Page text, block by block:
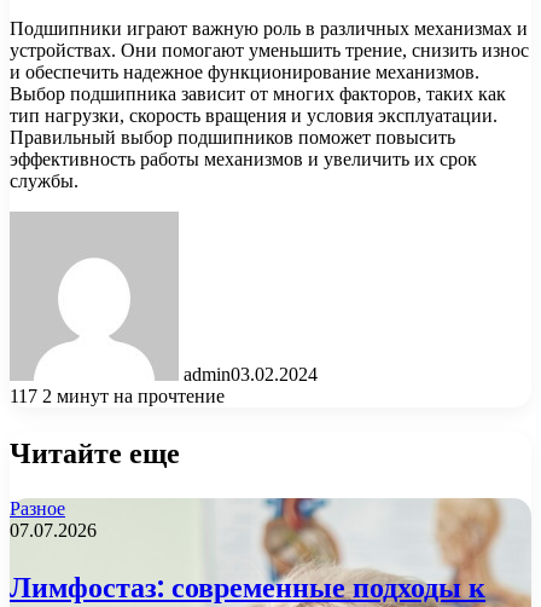
Подшипники играют важную роль в различных механизмах и
устройствах. Они помогают уменьшить трение, снизить износ
и обеспечить надежное функционирование механизмов.
Выбор подшипника зависит от многих факторов, таких как
тип нагрузки, скорость вращения и условия эксплуатации.
Правильный выбор подшипников поможет повысить
эффективность работы механизмов и увеличить их срок
службы.
admin03.02.2024
117 2 минут на прочтение
Читайте еще
Разное
07.07.2026
Лимфостаз: современные подходы к